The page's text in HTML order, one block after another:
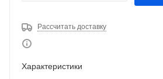
Рассчитать доставку
Характеристики